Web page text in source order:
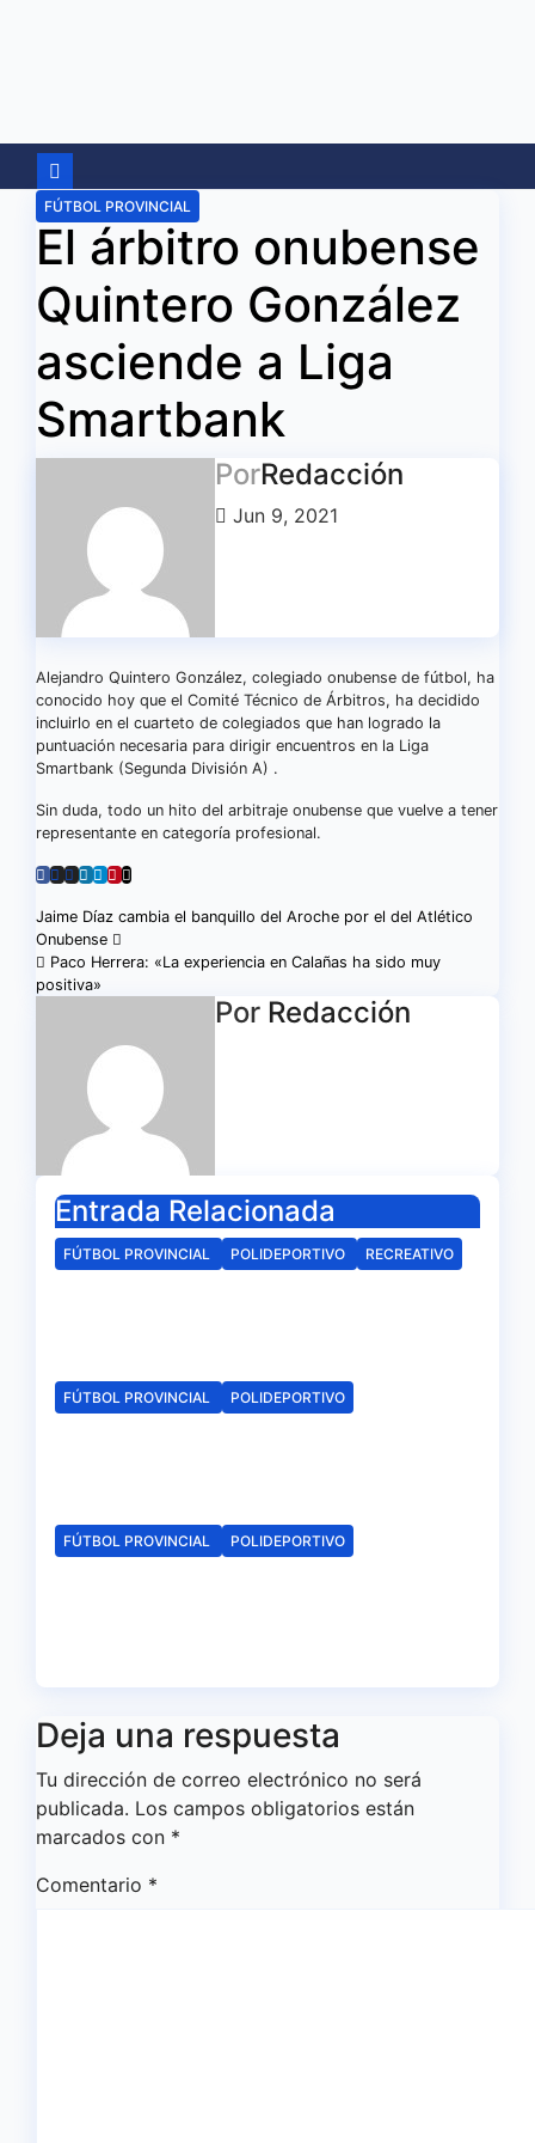
FÚTBOL PROVINCIAL
El árbitro onubense
Quintero González
asciende a Liga
Smartbank
PorRedacción
Jun 9, 2021
Alejandro Quintero González, colegiado onubense de fútbol, ha
conocido hoy que el Comité Técnico de Árbitros, ha decidido
incluirlo en el cuarteto de colegiados que han logrado la
puntuación necesaria para dirigir encuentros en la Liga
Smartbank (Segunda División A) .
Sin duda, todo un hito del arbitraje onubense que vuelve a tener
representante en categoría profesional.
Navegación
de
Jaime Díaz cambia el banquillo del Aroche por el del Atlético
Onubense
Paco Herrera: «La experiencia en Calañas ha sido muy
positiva»
Por Redacción
Entrada Relacionada
FÚTBOL PROVINCIAL POLIDEPORTIVO RECREATIVO
FÚTBOL PROVINCIAL POLIDEPORTIVO
FÚTBOL PROVINCIAL POLIDEPORTIVO
Deja una respuesta
Tu dirección de correo electrónico no será
publicada. Los campos obligatorios están
marcados con *
Comentario *